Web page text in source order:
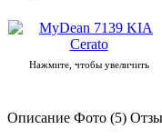
Нажмите, чтобы увеличить
Описание Фото (5)